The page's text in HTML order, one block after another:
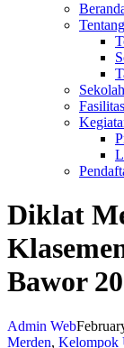
Fasilitas
Diklat
Bawor
Admin Web
Merden, Kelompok